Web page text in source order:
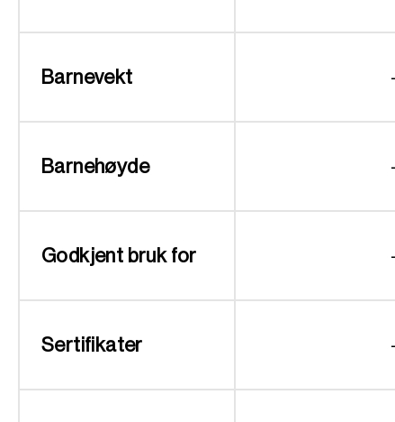
Barnevekt
Barnehøyde
Godkjent bruk for
Sertifikater